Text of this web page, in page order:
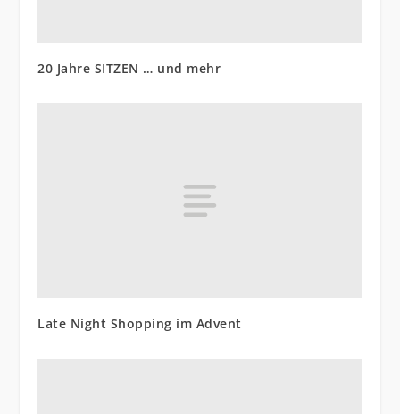
20 Jahre SITZEN … und mehr
Late Night Shopping im Advent